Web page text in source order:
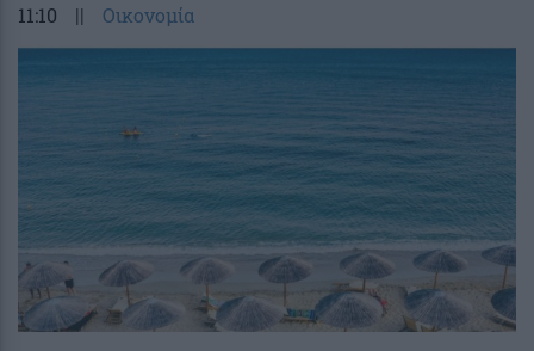
11:10 || Οικονομία